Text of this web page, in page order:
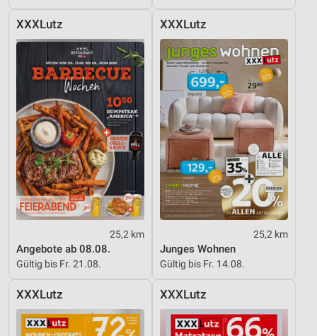
XXXLutz
25,2 km
Angebote ab 08.08.
Gültig bis Fr. 21.08.
XXXLutz
25,2 km
Junges Wohnen
Gültig bis Fr. 14.08.
XXXLutz XXXLutz
Messung der Performance von Inhalten
Analyse von Zielgruppen durch Statistiken oder
Kombinationen von Daten aus verschiedenen
Quellen
Entwicklung und Verbesserung der Angebote
Verwendung reduzierter Daten zur Auswahl von
Inhalten
IAB-Besonderheiten:
Verwendung genauer Standortdaten
Geräte anhand von aktiv angeforderten
Informationen identifizieren
Notwendig
Performance